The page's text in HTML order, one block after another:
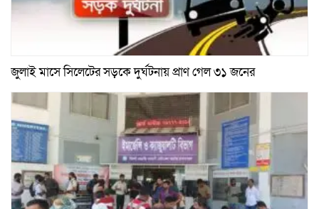
জুলাই মাসে সিলেটের সড়কে দুর্ঘটনায় প্রাণ গেল ৩১ জনের